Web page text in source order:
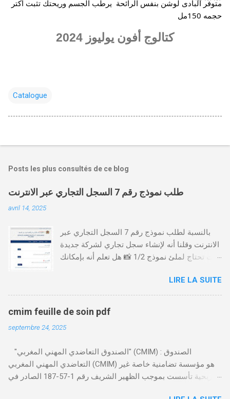
حجمه 150مل
كتالوج أفون يوليوز 2024
Catalogue
Posts les plus consultés de ce blog
طلب نموذج رقم 7 السجل التجاري عبر الانترنت
avril 14, 2025
بالنسبة لطلب نموذج رقم 7 السجل التجاري عبر
الانترنت وقلنا أنه لإنشاء سجل تجاري لشركة جديدة
أنت تحتاج لملئ نموذج 1/2 📸 هل تعلم أنه بإمكانك
من خلال الموقع التابع لوزارة العدل، بدون الحاجة
للتنقل للمحكمة التجارية
https://servicesenligne.justice.gov.ma كيفية
طلب النموذجين 7 و 9 من الإنترنت في المغرب .
الخطوات: الدخول إلى موقع المحاكم-
المعلومات الشخصية إضافة معلومات الطالب .
دفع واجب الأداء 20 درهم عن طريق البطاقة
البنكية. تأكيد العملية . استلام النموذج في مدة
LIRE LA SUITE
cmim feuille de soin pdf
septembre 24, 2025
"الصندوق التعاضدي المهني المغربي" (CMIM) : الصندوق
التعاضدي المهني المغربي (CMIM) هو مؤسسة تضامنية خاصة غير
ربحية تأسست بموجب الظهير الشريف رقم 1-57-187 الصادر في